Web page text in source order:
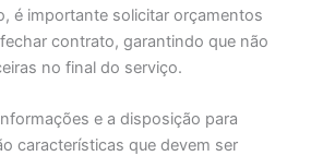
é importante solicitar orçamentos
contrato, garantindo que não
no final do serviço.
e a disposição para
características que devem ser